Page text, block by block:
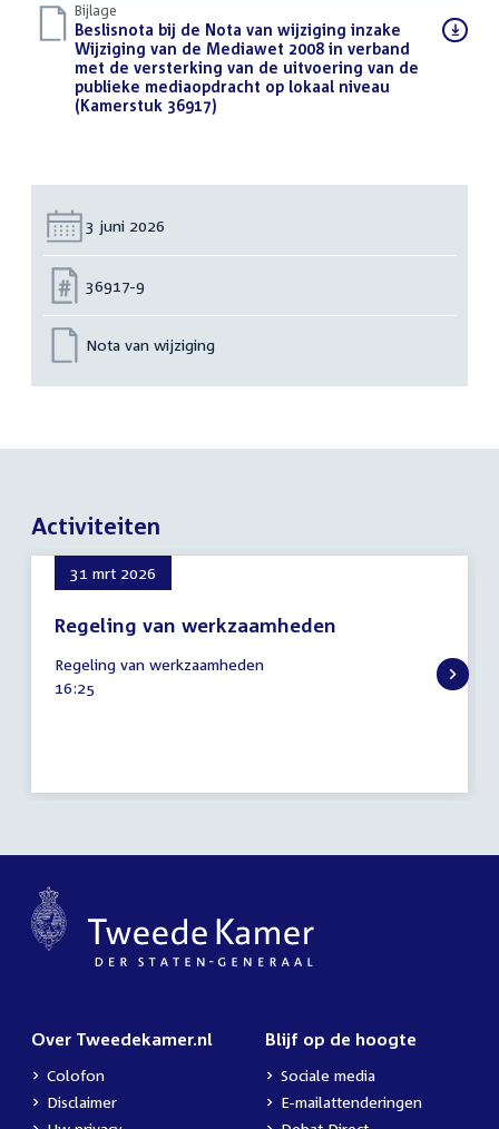
Bijlage
Download
bestand:
Beslisnota bij de Nota van wijziging inzake
Wijziging van de Mediawet 2008 in verband
met de versterking van de uitvoering van de
publieke mediaopdracht op lokaal niveau
(Kamerstuk 36917)
Datum:
3 juni 2026
Nummer:
36917-9
Nota van wijziging
Activiteiten
31 mrt 2026
Regeling van werkzaamheden
maart
2026
Regeling van werkzaamheden
Tijd
16:25
Over Tweedekamer.nl
Colofon
Disclaimer
Blijf op de hoogte
Sociale media
E-mailattenderingen